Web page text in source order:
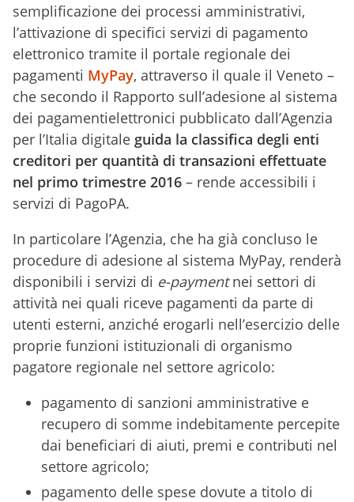
semplificazione dei processi amministrativi,
l’attivazione di specifici servizi di pagamento
elettronico tramite il portale regionale dei
pagamenti MyPay, attraverso il quale il Veneto –
che secondo il Rapporto sull’adesione al sistema
dei pagamentielettronici pubblicato dall’Agenzia
per l’Italia digitale guida la classifica degli enti
creditori per quantità di transazioni effettuate
nel primo trimestre 2016 – rende accessibili i
servizi di PagoPA.
In particolare l’Agenzia, che ha già concluso le
procedure di adesione al sistema MyPay, renderà
disponibili i servizi di e-paymentnei settori di
attività nei quali riceve pagamenti da parte di
utenti esterni, anziché erogarli nell’esercizio delle
proprie funzioni istituzionali di organismo
pagatore regionale nel settore agricolo:
pagamento di sanzioni amministrative e
recupero di somme indebitamente percepite
dai beneficiari di aiuti, premi e contributi nel
settore agricolo;
pagamento delle spese dovute a titolo di